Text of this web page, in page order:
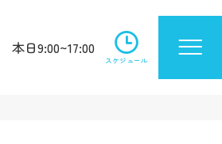
本日9:00~17:00
スケジュール